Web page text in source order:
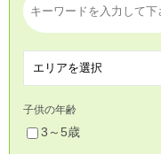
子供の年齢
3～5歳